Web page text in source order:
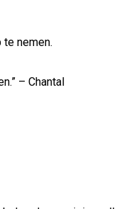
nemen.
– Chantal